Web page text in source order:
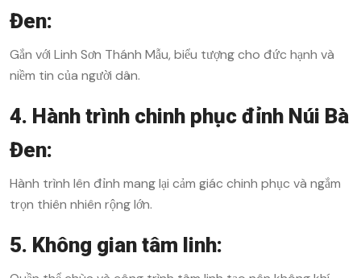
Đen:
Gắn với Linh Sơn Thánh Mẫu, biểu tượng cho đức hạnh và
niềm tin của người dân.
4. Hành trình chinh phục đỉnh Núi Bà
Đen:
Hành trình lên đỉnh mang lại cảm giác chinh phục và ngắm
trọn thiên nhiên rộng lớn.
5. Không gian tâm linh: